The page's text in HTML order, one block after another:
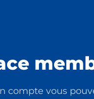
compte vous